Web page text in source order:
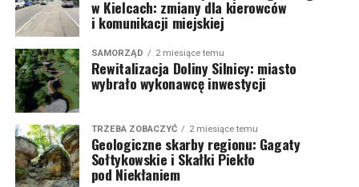
w Kielcach: zmiany dla kierowców
i komunikacji miejskiej
SAMORZĄD 2 miesiące temu
Rewitalizacja Doliny Silnicy: miasto
wybrało wykonawcę inwestycji
TRZEBA ZOBACZYĆ 2 miesiące temu
Geologiczne skarby regionu: Gagaty
Sołtykowskie i Skałki Piekło
pod Niekłaniem